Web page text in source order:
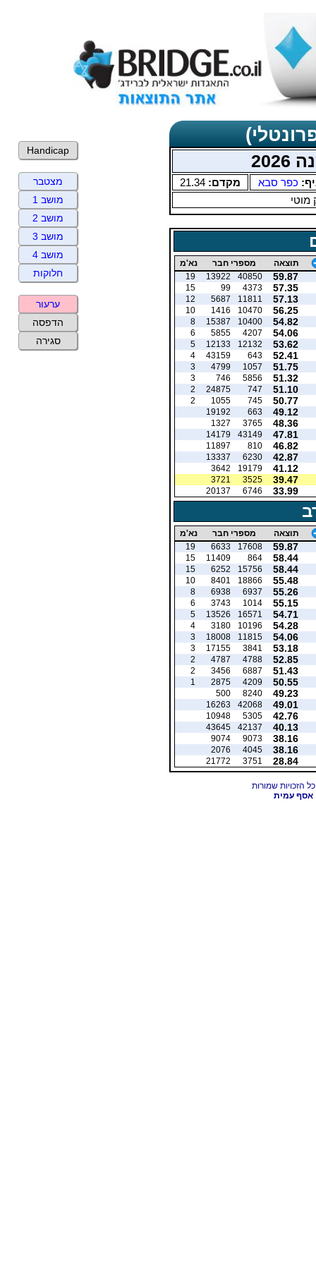
כפר סבא מקדם: 21.34
מוטי
תוצאה מספרי חבר נא'מ
59.87
40850
13922
19
57.35
4373
99
15
57.13
11811
5687
12
56.25
10470
1416
10
54.82
10400
15387
8
54.06
4207
5855
6
53.62
12132
12133
5
52.41
643
43159
4
51.75
1057
4799
3
51.32
5856
746
3
51.10
747
24875
2
50.77
745
1055
2
49.12
663
19192
48.36
3765
1327
47.81
43149
14179
46.82
810
11897
42.87
6230
13337
41.12
19179
3642
39.47
3525
3721
33.99
6746
20137
תוצאה מספרי חבר נא'מ
59.87
17608
6633
19
58.44
864
11409
15
58.44
15756
6252
15
55.48
18866
8401
10
55.26
6937
6938
8
55.15
1014
3743
6
54.71
16571
13526
5
54.28
10196
3180
4
54.06
11815
18008
3
53.18
3841
17155
3
52.85
4788
4787
2
51.43
6887
3456
2
50.55
4209
2875
1
49.23
8240
500
49.01
42068
16263
42.76
5305
10948
40.13
42137
43645
38.16
9073
9074
38.16
4045
2076
28.84
3751
21772
אסף עמית
Handicap
מצטבר
מושב 1
מושב 2
מושב 3
מושב 4
חלוקות
ערעור
הדפסה
סגירה